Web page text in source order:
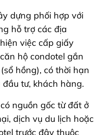
dựng phối hợp với
hỗ trợ các địa
việc cấp giấy
hộ condotel gắn
hồng), có thời hạn
tư, khách hàng.
nguồn gốc từ đất ở
dịch vụ du lịch hoặc
trước đây thuộc